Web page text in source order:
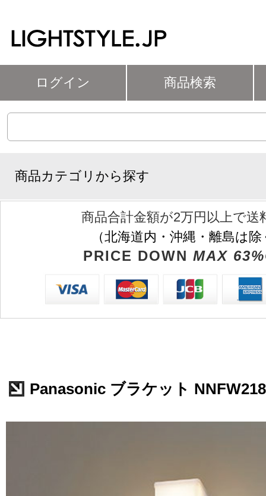
ログイン 商品検索
商品カテゴリから探す
商品合計金額が2万円以上で送
（北海道内・沖縄・離島は
PRICE DOWN MAX
Panasonic ブラケット